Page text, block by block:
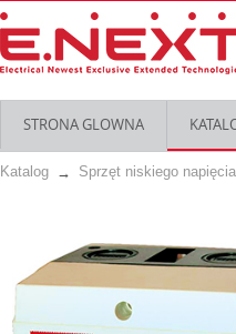
STRONA GLOWNA
Katalog Sprzęt niskiego napięcia